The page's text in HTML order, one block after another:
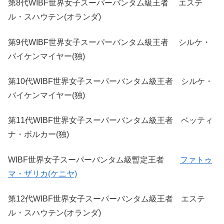
第8代WIBF世界女子スーパーバンタム級王者 エステ
ル・スハウテン(オランダ)
第9代WIBF世界女子スーパーバンタム級王者 シルケ・
バイケンマイヤー(独)
第10代WIBF世界女子スーパーバンタム級王者 シルケ・
バイケンマイヤー(独)
第11代WIBF世界女子スーパーバンタム級王者 ベッティ
ナ・ボルカー(独)
WIBF世界女子スーパーバンタム級暫定王者 ファトゥ
マ・ザリカ(ケニヤ)
第12代WIBF世界女子スーパーバンタム級王者 エステ
ル・スハウテン(オランダ)